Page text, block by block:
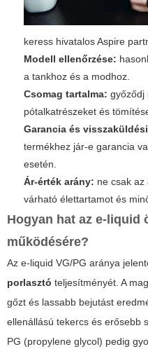
keress hivatalos Aspire
Modell ellenőrzése:
a tankhoz és a modhoz.
Csomag tartalma: győződj
pótalkatrészeket és
Garancia és
termékhez jár-e garancia
esetén.
Ár-érték arány: ne csak
várható élettartamot és
Hogyan hat az e-liquid
működésére?
Az e-liquid VG/PG aránya
porlasztó teljesítményét. A
gőzt és lassabb bejutást
ellenállású tekercs és erősebb
PG (propylene glycol) pedig